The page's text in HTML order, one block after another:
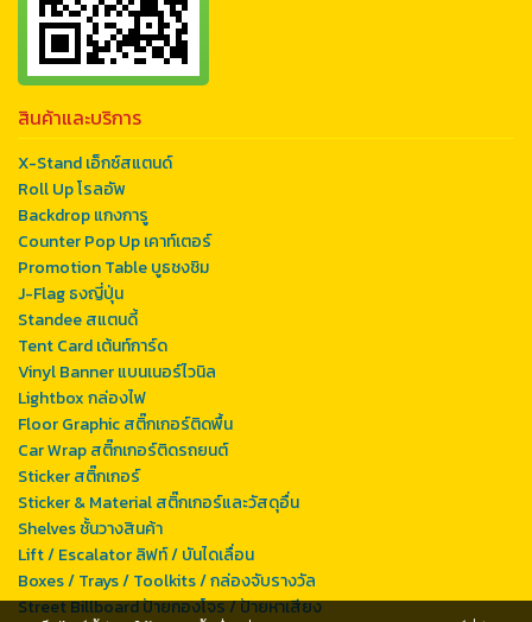
สินค้าและบริการ
X-Stand เอ็กซ์สแตนด์
Roll Up โรลอัพ
Backdrop แกงการู
Counter Pop Up เคาท์เตอร์
Promotion Table บูธชงชิม
J-Flag ธงญี่ปุ่น
Standee สแตนดี้
Tent Card เต้นท์การ์ด
Vinyl Banner แบนเนอร์ไวนิล
Lightbox กล่องไฟ
Floor Graphic สติ๊กเกอร์ติดพื้น
Car Wrap สติ๊กเกอร์ติดรถยนต์
Sticker สติ๊กเกอร์
Sticker & Material สติ๊กเกอร์และวัสดุอื่น
Shelves ชั้นวางสินค้า
Lift / Escalator ลิฟท์ / บันไดเลื่อน
Boxes / Trays / Toolkits / กล่องจับรางวัล
Street Billboard ป้ายกองโจร / ป้ายหาเสียง